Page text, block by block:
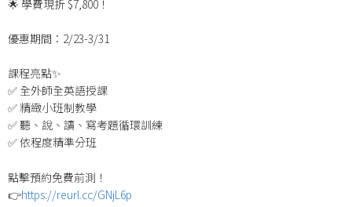
🌟 學費現折 $7,800！
優惠期間：2/23-3/31
課程亮點✨
✅ 全外師全英語授課
✅ 精緻小班制教學
✅ 聽、說、讀、寫考題循環訓練
✅ 依程度精準分班
點擊預約免費前測！
👉https://reurl.cc/GNjL6p